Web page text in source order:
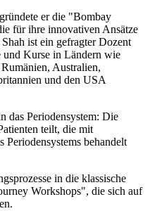
er die "Bombay
für ihre innovativen Ansätze
ist ein gefragter Dozent
und Kurse in Ländern wie
Australien,
und den USA
das Periodensystem: Die
teilt, die mit
Periodensystems behandelt
in die klassische
Workshops", die sich auf